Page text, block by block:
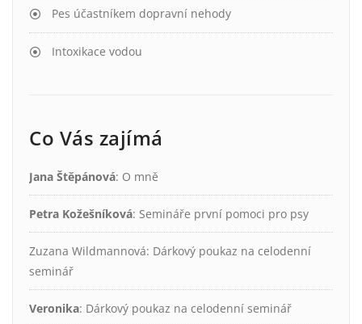
Pes účastníkem dopravní nehody
Intoxikace vodou
Co Vás zajímá
Jana Štěpánová: O mně
Petra Kožešníková: Semináře první pomoci pro psy
Zuzana Wildmannová: Dárkový poukaz na celodenní
seminář
Veronika: Dárkový poukaz na celodenní seminář